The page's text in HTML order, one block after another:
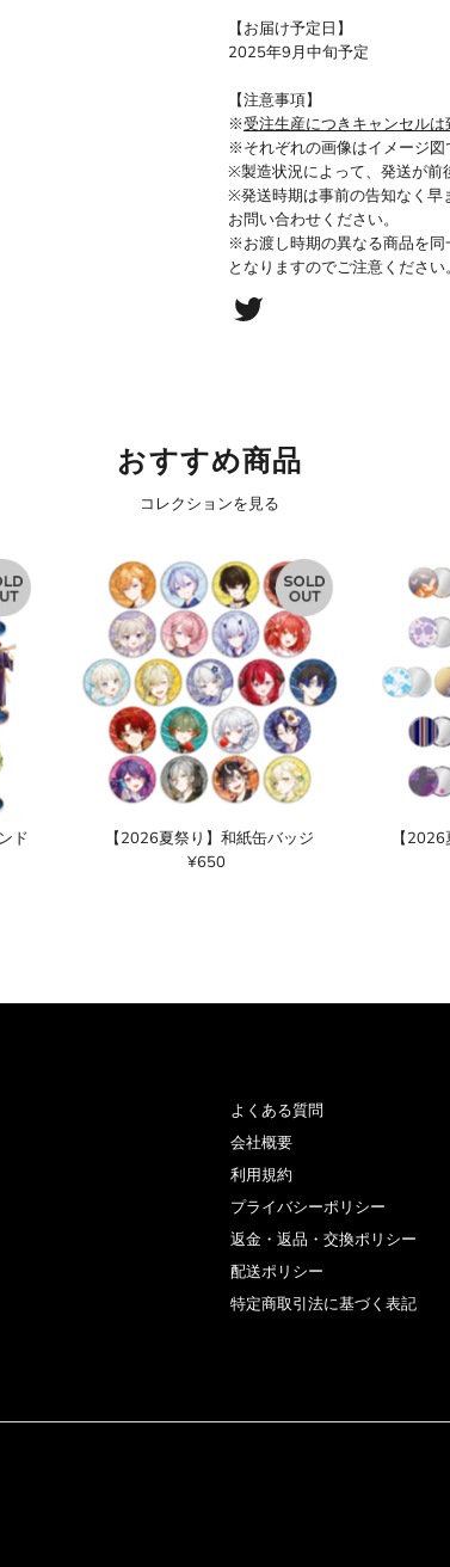
【お届け予定日】
2025年9月中旬予定
【注意事項】
※受注生産につきキャンセルは
※それぞれの画像はイメージ図
※製造状況によって、発送が前
※発送時期は事前の告知なく早
お問い合わせください。
※お渡し時期の異なる商品を
となりますのでご注意ください。
おすすめ商品
コレクションを見る
ド
【2026夏祭り】和紙缶バッジ
通
¥650
【
よくある質問
会社概要
利用規約
プライバシーポリシー
返金・返品・交換ポリシー
配送ポリシー
特定商取引法に基づく表記